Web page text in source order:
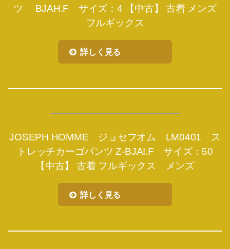
ツ BJAH.F サイズ：4 【中古】 古着 メンズ
フルギックス
詳しく見る
JOSEPH HOMME ジョセフオム LM0401 ス
トレッチカーゴパンツ Z-BJAI.F サイズ：50
【中古】 古着 フルギックス メンズ
詳しく見る